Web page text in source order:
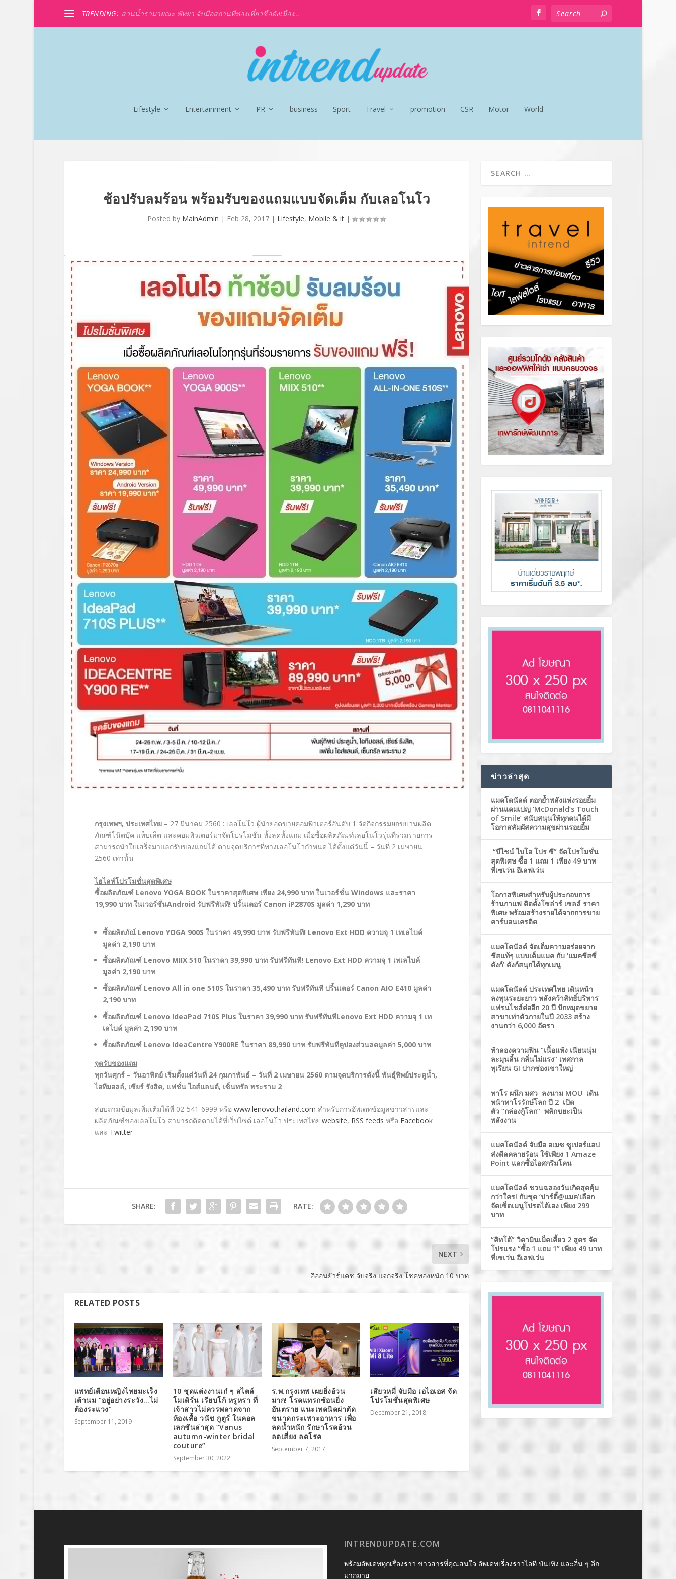
TRENDING: สวนน้ำรามายณะ พัทยา จับมือสถานที่ท่องเที่ยวชื่อดังเมือง...
Lifestyle Entertainment PR business Sport Travel promotion CSR Motor World
ช้อปรับลมร้อน พร้อมรับของแถมแบบจัดเต็ม กับเลอโนโว
Posted by MainAdmin | Feb 28, 2017 | Lifestyle, Mobile & it |
กรุงเทพฯ, ประเทศไทย – 27 มีนาคม 2560 : เลอโนโว ผู้นำยอดขายคอมพิวเตอร์อันดับ 1 จัดกิจกรรมยกขบวนผลิต
ภัณฑ์โน๊ตบุ๊ค แท็บเล็ต และคอมพิวเตอร์มาจัดโปรโมชั่น ทั้งลดทั้งแถม เมื่อซื้อผลิตภัณฑ์เลอโนโวรุ่นที่ร่วมรายการ
สามารถนำใบเสร็จมาแลกรับของแถมได้ ตามจุดบริการที่ทางเลอโนโวกำหนด ได้ตั้งแต่วันนี้ – วันที่ 2 เมษายน
2560 เท่านั้น
ไฮไลท์โปรโมชั่นสุดพิเศษ
ซื้อผลิตภัณฑ์ Lenovo YOGA BOOK ในราคาสุดพิเศษ เพียง 24,990 บาท ในเวอร์ชั่น Windows และราคา
19,990 บาท ในเวอร์ชั่นAndroid รับฟรีทันที! ปริ้นเตอร์ Canon iP2870S มูลค่า 1,290 บาท
ซื้อผลิตภัณ์ Lenovo YOGA 900S ในราคา 49,990 บาท รับฟรีทันที! Lenovo Ext HDD ความจุ 1 เทเลไบค์
มูลค่า 2,190 บาท
ซื้อผลิตภัณฑ์Lenovo MIIX 510 ในราคา 39,990 บาท รับฟรีทันที! Lenovo Ext HDD ความจุ 1 เทเลไบค์
มูลค่า 2,190 บาท
ซื้อผลิตภัณฑ์ Lenovo All in one 510S ในราคา 35,490 บาท รับฟรีทันที ปริ้นเตอร์ Canon AIO E410 มูลค่า
2,190 บาท
ซื้อผลิตภัณฑ์ Lenovo IdeaPad 710S Plus ในราคา 39,990 บาท รับฟรีทันทีLenovo Ext HDD ความจุ 1 เท
เลไบค์ มูลค่า 2,190 บาท
ซื้อผลิตภัณฑ์ Lenovo IdeaCentre Y900RE ในราคา 89,990 บาท รับฟรีทันทีคูปองส่วนลดมูลค่า 5,000 บาท
จุดรับของแถม
ทุกวันศุกร์ – วันอาทิตย์ เริ่มตั้งแต่วันที่ 24 กุมภาพันธ์ – วันที่ 2 เมษายน 2560 ตามจุดบริการดังนี้ พันธุ์ทิพย์ประตูน้ำ,
ไอทีมอลล์, เซียร์ รังสิต, แฟชั่น ไอส์แลนด์, เซ็นทรัล พระราม 2
สอบถามข้อมูลเพิ่มเติมได้ที่ 02-541-6999 หรือ www.lenovothailand.com สำหรับการอัพเดทข้อมูลข่าวสารและ
ผลิตภัณฑ์ของเลอโนโว สามารถติดตามได้ที่เว็บไซต์ เลอโนโว ประเทศไทย website, RSS feeds หรือ Facebook
และ Twitter
SHARE: RATE:
NEXT
อิออนยัวร์แคช จับจริง แจกจริง โชคทองหนัก 10 บาท
RELATED POSTS
แพทย์เตือนหญิงไทยมะเร็ง
เต้านม “อยู่อย่างระวัง…ไม่
ต้องระแวง”
September 11, 2019
10 ชุดแต่งงานเก๋ ๆ สไตล์
โมเดิร์น เรียบโก้ หรูหรา ที่
เจ้าสาวไม่ควรพลาดจาก
ห้องเสื้อ วนัช กูตูร์ ในคอล
เลกชันล่าสุด “Vanus
autumn-winter bridal
couture”
September 30, 2022
ร.พ.กรุงเทพ เผยยิ่งอ้วน
มาก! โรคแทรกซ้อนยิ่ง
อันตราย แนะเทคนิคผ่าตัด
ขนาดกระเพาะอาหาร เพื่อ
ลดน้ำหนัก รักษาโรคอ้วน
ลดเสี่ยง ลดโรค
September 7, 2017
เสียวหมี่ จับมือ เอไอเอส จัด
โปรโมชั่นสุดพิเศษ
December 21, 2018
ข่าวล่าสุด
แมคโดนัลด์ ตอกย้ำพลังแห่งรอยยิ้ม
ผ่านแคมเปญ ‘McDonald’s Touch
of Smile’ สนับสนุนให้ทุกคนได้มี
โอกาสสัมผัสความสุขผ่านรอยยิ้ม
“บีไชน์ ไบโอ โปร ซี” จัดโปรโมชั่น
สุดพิเศษ ซื้อ 1 แถม 1 เพียง 49 บาท
ที่เซเว่น อีเลฟเว่น
โอกาสพิเศษสำหรับผู้ประกอบการ
ร้านกาแฟ ติดตั้งโซล่าร์ เซลล์ ราคา
พิเศษ พร้อมสร้างรายได้จากการขาย
คาร์บอนเครดิต
แมคโดนัลด์ จัดเต็มความอร่อยจาก
ชีสแท้ๆ แบบเต็มแมค กับ ‘แมคชีสซี่
ดังก์’ ดังก์สนุกได้ทุกเมนู
แมคโดนัลด์ ประเทศไทย เดินหน้า
ลงทุนระยะยาว หลังคว้าสิทธิ์บริหาร
แฟรนไชส์ต่ออีก 20 ปี ปักหมุดขยาย
สาขาเท่าตัวภายในปี 2033 สร้าง
งานกว่า 6,000 อัตรา
ท้าลองความฟิน “เนื้อแห้ง เนียนนุ่ม
ละมุนลิ้น กลิ่นไม่แรง” เทศกาล
ทุเรียน GI ปากช่องเขาใหญ่
ทาโร ผนึก มศว ลงนาม MOU เดิน
หน้าทาโรรักษ์โลก ปี 2 เปิด
ตัว “กล่องกู้โลก” พลิกขยะเป็น
พลังงาน
แมคโดนัลด์ จับมือ อเมซ ซูเปอร์แอป
ส่งดีลคลายร้อน ใช้เพียง 1 Amaze
Point แลกซื้อไอศกรีมโคน
แมคโดนัลด์ ชวนฉลองวันเกิดสุดคุ้ม
กว่าใคร! กับชุด ‘ปาร์ตี้@แมค’เลือก
จัดเซ็ตเมนูโปรดได้เอง เพียง 299
บาท
“คิทโด้” วิตามินเม็ดเคี้ยว 2 สูตร จัด
โปรแรง “ซื้อ 1 แถม 1” เพียง 49 บาท
ที่เซเว่น อีเลฟเว่น
INTRENDUPDATE.COM
พร้อมอัพเดททุกเรื่องราว ข่าวสารที่คุณสนใจ อัพเดทเรื่องราวไอที บันเทิง และอื่น ๆ อีก
มากมาย